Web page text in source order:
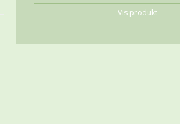
Vis produkt